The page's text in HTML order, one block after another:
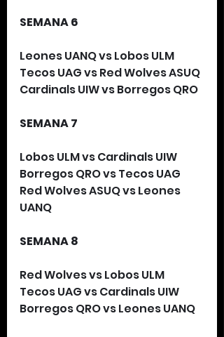
SEMANA 6
Leones UANQ vs Lobos ULM
Tecos UAG vs Red Wolves ASUQ
Cardinals UIW vs Borregos QRO
SEMANA 7
Lobos ULM vs Cardinals UIW
Borregos QRO vs Tecos UAG
Red Wolves ASUQ vs Leones
UANQ
SEMANA 8
Red Wolves vs Lobos ULM
Tecos UAG vs Cardinals UIW
Borregos QRO vs Leones UANQ